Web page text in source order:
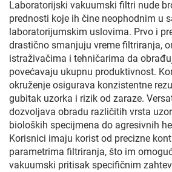
Laboratorijski vakuumski filtri nude
prednosti koje ih čine neophodnim u
laboratorijumskim uslovima. Prvo i
drastično smanjuju vreme filtriranja,
istraživačima i tehničarima da
povećavaju ukupnu produktivnost.
okruženje osigurava konzistentne
gubitak uzorka i rizik od zaraze.
dozvoljava obradu različitih vrsta
bioloških specijmena do agresivnih
Korisnici imaju korist od precizne
parametrima filtriranja, što im
vakuumski pritisak specifičnim